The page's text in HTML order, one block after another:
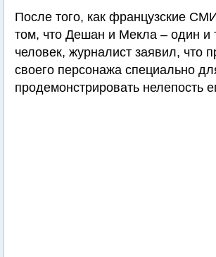
После того, как французские
том, что Дешан и Мекла – один и
человек, журналист заявил, что
своего персонажа специально
продемонстрировать нелепость